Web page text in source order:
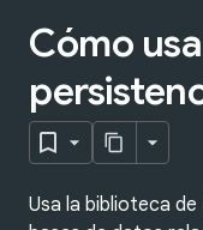
Cómo
Usa la biblioteca